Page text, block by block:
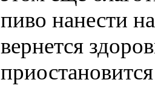
пиво нанести
вернется